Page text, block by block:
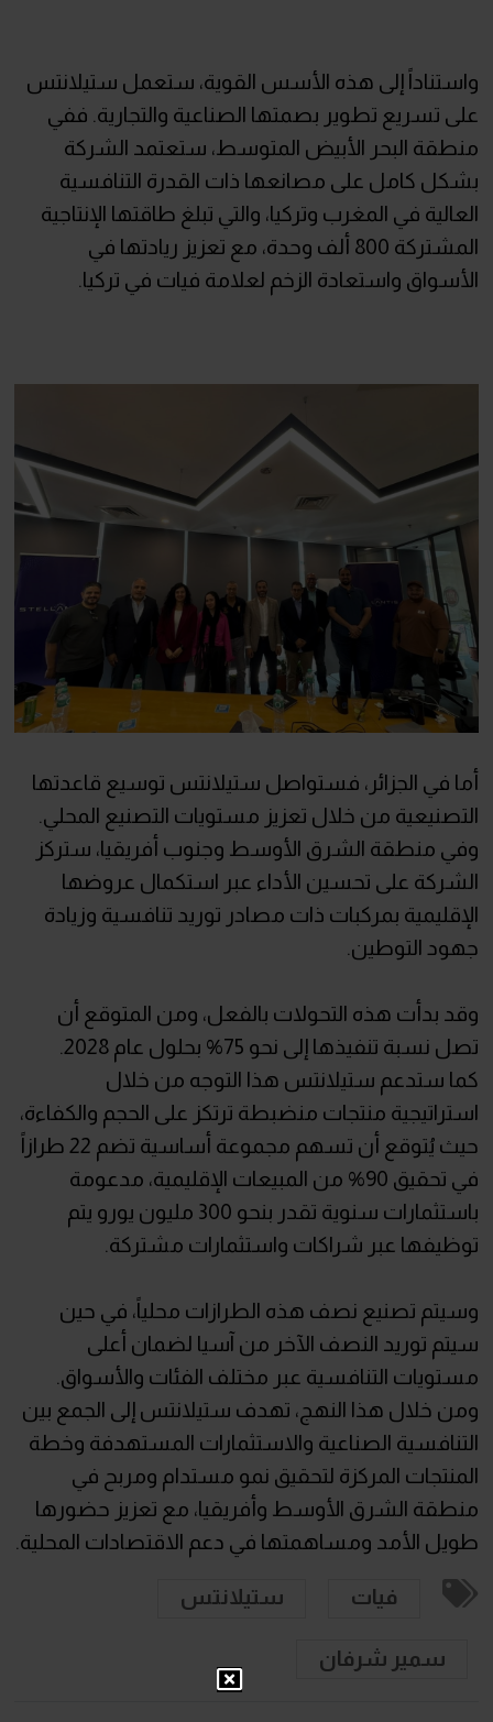
واستناداً إلى هذه الأسس القوية، ستعمل ستيلانتس
على تسريع تطوير بصمتها الصناعية والتجارية. ففي
منطقة البحر الأبيض المتوسط، ستعتمد الشركة
بشكل كامل على مصانعها ذات القدرة التنافسية
العالية في المغرب وتركيا، والتي تبلغ طاقتها الإنتاجية
المشتركة 800 ألف وحدة، مع تعزيز ريادتها في
الأسواق واستعادة الزخم لعلامة فيات في تركيا.
أما في الجزائر، فستواصل ستيلانتس توسيع قاعدتها
التصنيعية من خلال تعزيز مستويات التصنيع المحلي.
وفي منطقة الشرق الأوسط وجنوب أفريقيا، ستركز
الشركة على تحسين الأداء عبر استكمال عروضها
الإقليمية بمركبات ذات مصادر توريد تنافسية وزيادة
جهود التوطين.
وقد بدأت هذه التحولات بالفعل، ومن المتوقع أن
تصل نسبة تنفيذها إلى نحو 75% بحلول عام 2028.
كما ستدعم ستيلانتس هذا التوجه من خلال
استراتيجية منتجات منضبطة ترتكز على الحجم والكفاءة،
حيث يُتوقع أن تسهم مجموعة أساسية تضم 22 طرازاً
في تحقيق 90% من المبيعات الإقليمية، مدعومة
باستثمارات سنوية تقدر بنحو 300 مليون يورو يتم
توظيفها عبر شراكات واستثمارات مشتركة.
وسيتم تصنيع نصف هذه الطرازات محلياً، في حين
سيتم توريد النصف الآخر من آسيا لضمان أعلى
مستويات التنافسية عبر مختلف الفئات والأسواق.
ومن خلال هذا النهج، تهدف ستيلانتس إلى الجمع بين
التنافسية الصناعية والاستثمارات المستهدفة وخطة
المنتجات المركزة لتحقيق نمو مستدام ومربح في
منطقة الشرق الأوسط وأفريقيا، مع تعزيز حضورها
طويل الأمد ومساهمتها في دعم الاقتصادات المحلية.
فيات ستيلانتس
سمير شرفان